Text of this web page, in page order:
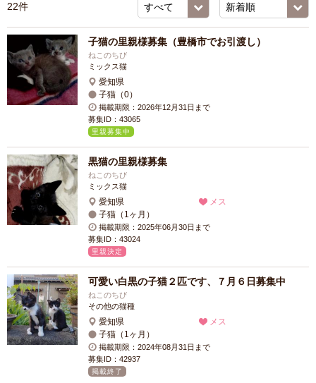
22件
子猫の里親様募集（豊橋市でお引渡し）
ねこのちび
ミックス猫
愛知県
子猫（0）
掲載期限：2026年12月31日まで
募集ID：43065
里親募集中
黒猫の里親様募集
ねこのちび
ミックス猫
愛知県
メス
子猫（1ヶ月）
掲載期限：2025年06月30日まで
募集ID：43024
里親決定
可愛い白黒の子猫２匹です、７月６日募集中
ねこのちび
その他の猫種
愛知県
メス
子猫（1ヶ月）
掲載期限：2024年08月31日まで
募集ID：42937
掲載終了